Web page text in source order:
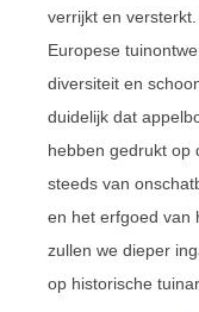
verrijkt en
Europese
diversiteit en
duidelijk dat
hebben gedrukt op
steeds van
en het erfgoed van
zullen we dieper
op historische